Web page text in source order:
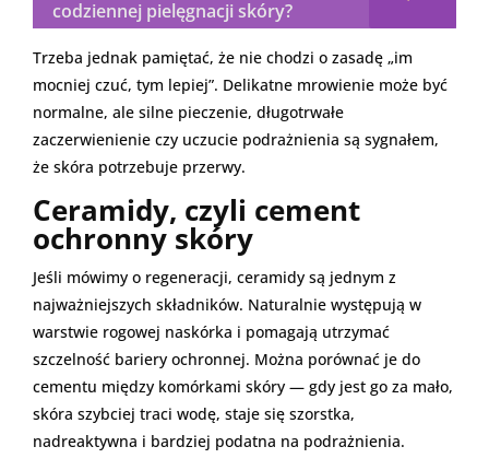
codziennej pielęgnacji skóry?
Trzeba jednak pamiętać, że nie chodzi o zasadę „im
mocniej czuć, tym lepiej”. Delikatne mrowienie może być
normalne, ale silne pieczenie, długotrwałe
zaczerwienienie czy uczucie podrażnienia są sygnałem,
że skóra potrzebuje przerwy.
Ceramidy, czyli cement
ochronny skóry
Jeśli mówimy o regeneracji, ceramidy są jednym z
najważniejszych składników. Naturalnie występują w
warstwie rogowej naskórka i pomagają utrzymać
szczelność bariery ochronnej. Można porównać je do
cementu między komórkami skóry — gdy jest go za mało,
skóra szybciej traci wodę, staje się szorstka,
nadreaktywna i bardziej podatna na podrażnienia.